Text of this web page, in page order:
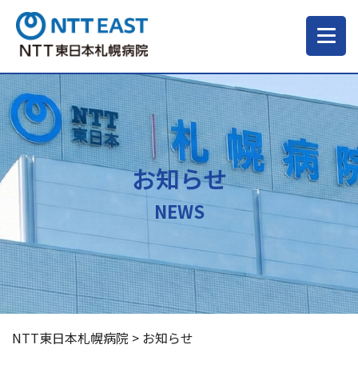
当院について
ご来院される方へ
診療科・部門
医療・介護関係の方
採用情報
お知らせ
NEWS
NTT東日本札幌病院 > お知らせ